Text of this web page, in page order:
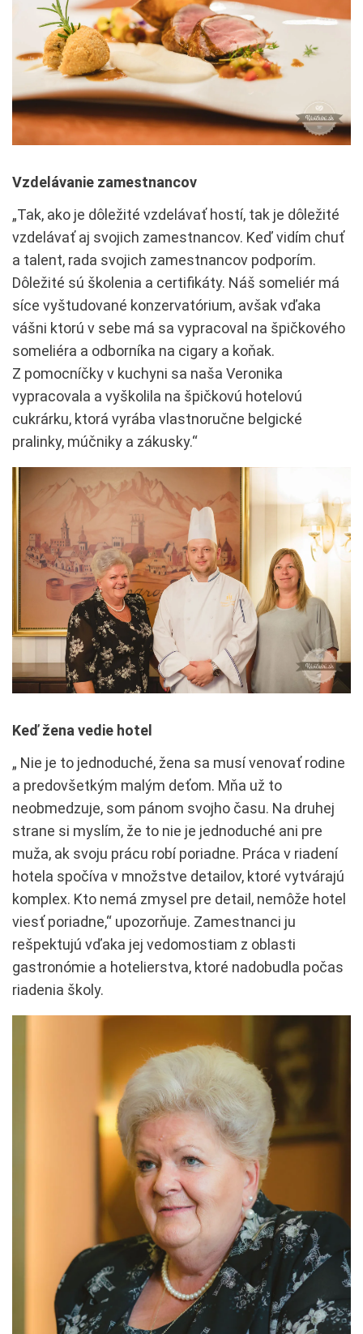
Vzdelávanie zamestnancov
„Tak, ako je dôležité vzdelávať hostí, tak je dôležité
vzdelávať aj svojich zamestnancov. Keď vidím chuť
a talent, rada svojich zamestnancov podporím.
Dôležité sú školenia a certifikáty. Náš someliér má
síce vyštudované konzervatórium, avšak vďaka
vášni ktorú v sebe má sa vypracoval na špičkového
someliéra a odborníka na cigary a koňak.
Z pomocníčky v kuchyni sa naša Veronika
vypracovala a vyškolila na špičkovú hotelovú
cukrárku, ktorá vyrába vlastnoručne belgické
pralinky, múčniky a zákusky.“
Keď žena vedie hotel
„ Nie je to jednoduché, žena sa musí venovať rodine
a predovšetkým malým deťom. Mňa už to
neobmedzuje, som pánom svojho času. Na druhej
strane si myslím, že to nie je jednoduché ani pre
muža, ak svoju prácu robí poriadne. Práca v riadení
hotela spočíva v množstve detailov, ktoré vytvárajú
komplex. Kto nemá zmysel pre detail, nemôže hotel
viesť poriadne,“ upozorňuje. Zamestnanci ju
rešpektujú vďaka jej vedomostiam z oblasti
gastronómie a hotelierstva, ktoré nadobudla počas
riadenia školy.